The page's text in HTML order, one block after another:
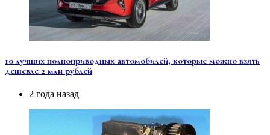
10 лучших полноприводных автомобилей, которые можно взять
дешевле 2 млн рублей
2 года назад